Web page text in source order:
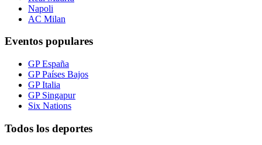
Napoli
AC Milan
Eventos populares
GP España
GP Países Bajos
GP Italia
GP Singapur
Six Nations
Todos los deportes